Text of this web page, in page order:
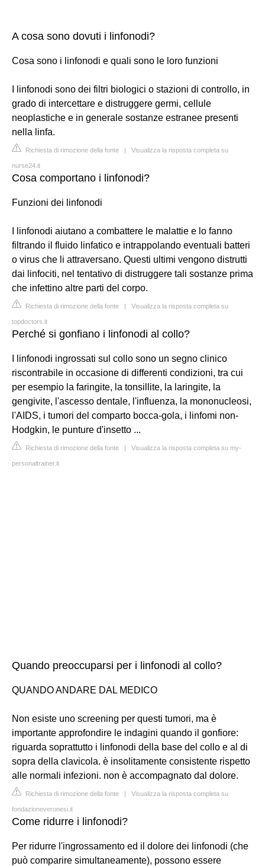
A cosa sono dovuti i linfonodi?
Cosa sono i linfonodi e quali sono le loro funzioni
I linfonodi sono dei filtri biologici o stazioni di controllo, in
grado di intercettare e distruggere germi, cellule
neoplastiche e in generale sostanze estranee presenti
nella linfa.
Richiesta di rimozione della fonte | Visualizza la risposta completa su
nurse24.it
Cosa comportano i linfonodi?
Funzioni dei linfonodi
I linfonodi aiutano a combattere le malattie e lo fanno
filtrando il fluido linfatico e intrappolando eventuali batteri
o virus che li attraversano. Questi ultimi vengono distrutti
dai linfociti, nel tentativo di distruggere tali sostanze prima
che infettino altre parti del corpo.
Richiesta di rimozione della fonte | Visualizza la risposta completa su
topdoctors.it
Perché si gonfiano i linfonodi al collo?
I linfonodi ingrossati sul collo sono un segno clinico
riscontrabile in occasione di differenti condizioni, tra cui
per esempio la faringite, la tonsillite, la laringite, la
gengivite, l'ascesso dentale, l'influenza, la mononucleosi,
l'AIDS, i tumori del comparto bocca-gola, i linfomi non-
Hodgkin, le punture d'insetto ...
Richiesta di rimozione della fonte | Visualizza la risposta completa su my-
personaltrainer.it
Quando preoccuparsi per i linfonodi al collo?
QUANDO ANDARE DAL MEDICO
Non esiste uno screening per questi tumori, ma è
importante approfondire le indagini quando il gonfiore:
riguarda soprattutto i linfonodi della base del collo e al di
sopra della clavicola. è insolitamente consistente rispetto
alle normali infezioni. non è accompagnato dal dolore.
Richiesta di rimozione della fonte | Visualizza la risposta completa su
fondazioneveronesi.it
Come ridurre i linfonodi?
Per ridurre l'ingrossamento ed il dolore dei linfonodi (che
può comparire simultaneamente), possono essere